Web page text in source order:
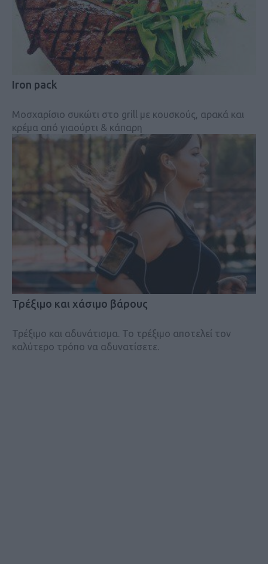
Iron pack
Μοσχαρίσιο συκώτι στο grill με κουσκούς, αρακά και
κρέμα από γιαούρτι & κάπαρη
Τρέξιμο και χάσιμο βάρους
Τρέξιμο και αδυνάτισμα. Το τρέξιμο αποτελεί τον
καλύτερο τρόπο να αδυνατίσετε.